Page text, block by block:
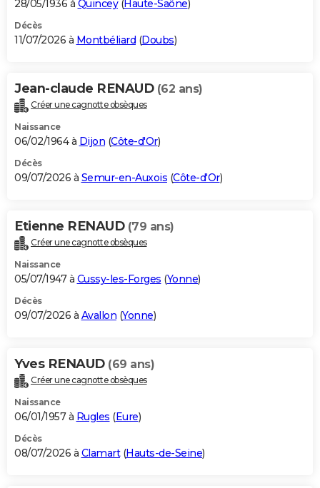
28/05/1936 à Quincey(Haute-Saône)
Décès
11/07/2026 à Montbéliard (Doubs)
Jean-claude RENAUD (62 ans)
Créer une cagnotte obsèques
Naissance
06/02/1964 à Dijon (Côte-d'Or)
Décès
09/07/2026 à Semur-en-Auxois (Côte-d'Or)
Etienne RENAUD (79 ans)
Créer une cagnotte obsèques
Naissance
05/07/1947 à Cussy-les-Forges (Yonne)
Décès
09/07/2026 à Avallon (Yonne)
Yves RENAUD (69 ans)
Créer une cagnotte obsèques
Naissance
06/01/1957 à Rugles (Eure)
Décès
08/07/2026 à Clamart(Hauts-de-Seine)